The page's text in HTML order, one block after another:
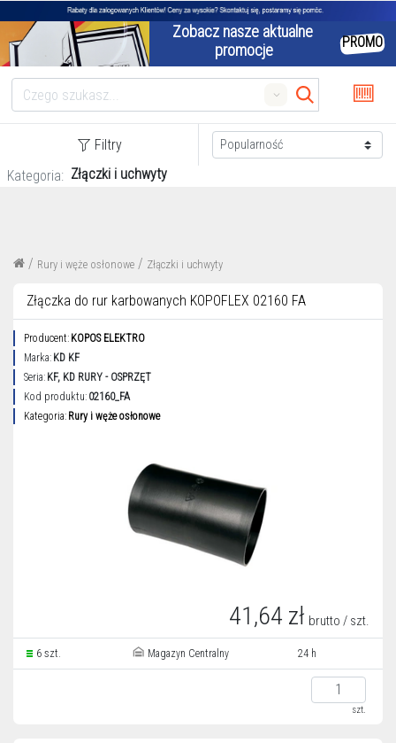
Zobacz nasze aktualne
promocje
PROMO
Filtry
Kategoria: Złączki i uchwyty
Złączki i uchwyty
/
Rury i węże osłonowe
/
Złączka do rur karbowanych KOPOFLEX 02160 FA
Producent: KOPOS ELEKTRO
Marka: KD KF
Seria: KF, KD RURY - OSPRZĘT
Kod produktu: 02160_FA
Kategoria: Rury i węże osłonowe
41,64 zł brutto / szt.
6 szt. Magazyn Centralny 24 h
szt.